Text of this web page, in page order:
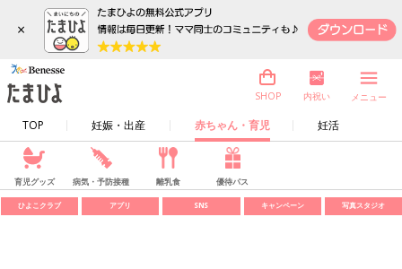
×
TOP 妊娠・出産 赤ちゃん・育児 妊活
SHOP 内祝い メニュー
育児グッズ 病気・予防接種 離乳食 優待パス
ひよこクラブ アプリ SNS キャンペーン 写真スタジオ